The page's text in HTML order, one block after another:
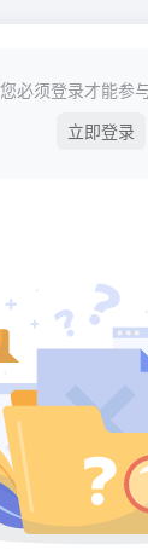
您必须登录才能参
立即登录